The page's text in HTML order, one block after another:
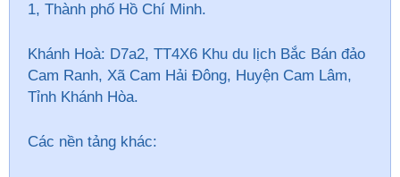
1, Thành phố Hồ Chí Minh.
Khánh Hoà: D7a2, TT4X6 Khu du lịch Bắc Bán đảo
Cam Ranh, Xã Cam Hải Đông, Huyện Cam Lâm,
Tỉnh Khánh Hòa.
Các nền tảng khác: